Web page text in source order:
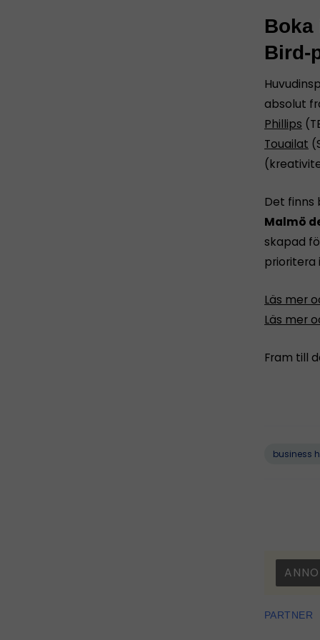
Bird-
absolut
Phillips
Touailat
Det finns
Malmö
skapad
prioritera
Läs mer
Läs mer
Fram till
business
PARTNER